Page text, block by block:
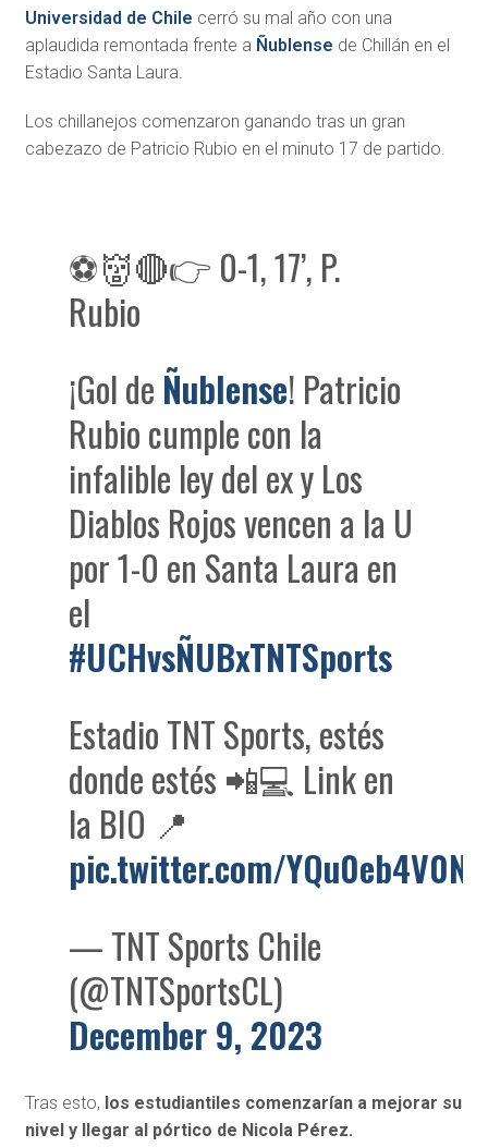
Universidad de Chile cerró su mal año con una
aplaudida remontada frente a Ñublense de Chillán en el
Estadio Santa Laura.
Los chillanejos comenzaron ganando tras un gran
cabezazo de Patricio Rubio en el minuto 17 de partido.
⚽️👹🔴👉 0-1, 17’, P.
Rubio
¡Gol de Ñublense! Patricio
Rubio cumple con la
infalible ley del ex y Los
Diablos Rojos vencen a la U
por 1-0 en Santa Laura en
el
#UCHvsÑUBxTNTSports
Estadio TNT Sports, estés
donde estés 📲💻 Link en
la BIO 📍
pic.twitter.com/YQu0eb4V0N
— TNT Sports Chile
(@TNTSportsCL)
December 9, 2023
Tras esto, los estudiantiles comenzarían a mejorar su
nivel y llegar al pórtico de Nicola Pérez.